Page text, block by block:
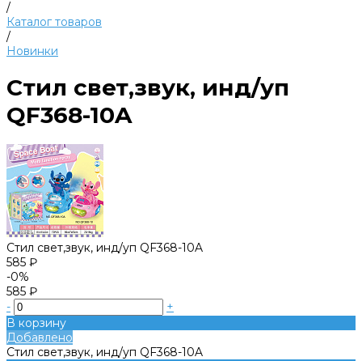
/
Каталог товаров
/
Новинки
Стил свет,звук, инд/уп
QF368-10A
Стил свет,звук, инд/уп QF368-10A
585 ₽
-0%
585 ₽
-
+
В корзину
Добавлено
Стил свет,звук, инд/уп QF368-10A